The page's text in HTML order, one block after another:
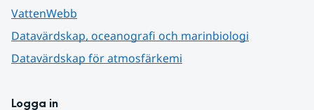
VattenWebb
Datavärdskap, oceanografi och marinbiologi
Datavärdskap för atmosfärkemi
Logga in